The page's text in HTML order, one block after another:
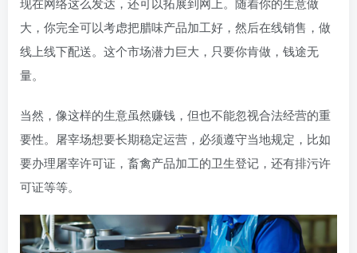
大，你完全可以考虑把腊味产品加工好，然后在线销售，做
线上线下配送。这个市场潜力巨大，只要你肯做，钱途无
量。
当然，像这样的生意虽然赚钱，但也不能忽视合法经营的重
要性。屠宰场想要长期稳定运营，必须遵守当地规定，比如
要办理屠宰许可证，畜禽产品加工的卫生登记，还有排污许
可证等等。